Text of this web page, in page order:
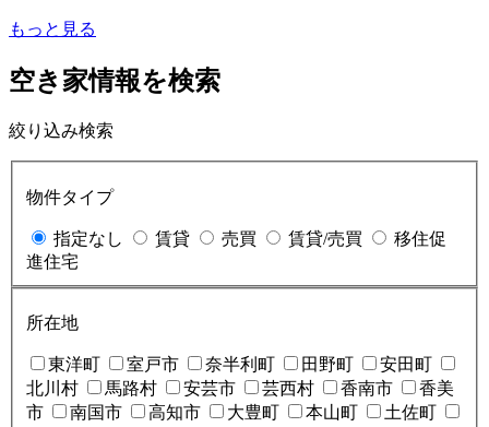
もっと見る
空き家情報を検索
絞り込み検索
物件タイプ
指定なし 賃貸 売買 賃貸/売買
移住促
進住宅
所在地
東洋町 室戸市 奈半利町 田野町
安田町
北川村
馬路村 安芸市 芸西村 香南市
香美
市
南国市 高知市 大豊町 本山町 土佐町